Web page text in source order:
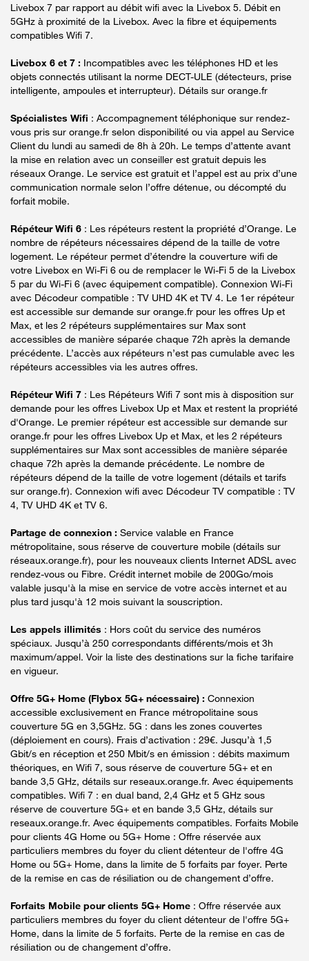
Livebox 7 par rapport au débit wifi avec la Livebox 5. Débit en
5GHz à proximité de la Livebox. Avec la fibre et équipements
compatibles Wifi 7.
Livebox 6 et 7 : Incompatibles avec les téléphones HD et les
objets connectés utilisant la norme DECT-ULE (détecteurs, prise
intelligente, ampoules et interrupteur). Détails sur orange.fr
Spécialistes Wifi : Accompagnement téléphonique sur rendez-
vous pris sur orange.fr selon disponibilité ou via appel au Service
Client du lundi au samedi de 8h à 20h. Le temps d’attente avant
la mise en relation avec un conseiller est gratuit depuis les
réseaux Orange. Le service est gratuit et l’appel est au prix d’une
communication normale selon l’offre détenue, ou décompté du
forfait mobile.
Répéteur Wifi 6 : Les répéteurs restent la propriété d’Orange. Le
nombre de répéteurs nécessaires dépend de la taille de votre
logement. Le répéteur permet d’étendre la couverture wifi de
votre Livebox en Wi-Fi 6 ou de remplacer le Wi-Fi 5 de la Livebox
5 par du Wi-Fi 6 (avec équipement compatible). Connexion Wi-Fi
avec Décodeur compatible : TV UHD 4K et TV 4. Le 1er répéteur
est accessible sur demande sur orange.fr pour les offres Up et
Max, et les 2 répéteurs supplémentaires sur Max sont
accessibles de manière séparée chaque 72h après la demande
précédente. L’accès aux répéteurs n’est pas cumulable avec les
répéteurs accessibles via les autres offres.
Répéteur Wifi 7 : Les Répéteurs Wifi 7 sont mis à disposition sur
demande pour les offres Livebox Up et Max et restent la propriété
d'Orange. Le premier répéteur est accessible sur demande sur
orange.fr pour les offres Livebox Up et Max, et les 2 répéteurs
supplémentaires sur Max sont accessibles de manière séparée
chaque 72h après la demande précédente. Le nombre de
répéteurs dépend de la taille de votre logement (détails et tarifs
sur orange.fr). Connexion wifi avec Décodeur TV compatible : TV
4, TV UHD 4K et TV 6.
Partage de connexion : Service valable en France
métropolitaine, sous réserve de couverture mobile (détails sur
réseaux.orange.fr), pour les nouveaux clients Internet ADSL avec
rendez-vous ou Fibre. Crédit internet mobile de 200Go/mois
valable jusqu'à la mise en service de votre accès internet et au
plus tard jusqu'à 12 mois suivant la souscription.
Les appels illimités : Hors coût du service des numéros
spéciaux. Jusqu’à 250 correspondants différents/mois et 3h
maximum/appel. Voir la liste des destinations sur la fiche tarifaire
en vigueur.
Offre 5G+ Home (Flybox 5G+ nécessaire) : Connexion
accessible exclusivement en France métropolitaine sous
couverture 5G en 3,5GHz. 5G : dans les zones couvertes
(déploiement en cours). Frais d’activation : 29€. Jusqu’à 1,5
Gbit/s en réception et 250 Mbit/s en émission : débits maximum
théoriques, en Wifi 7, sous réserve de couverture 5G+ et en
bande 3,5 GHz, détails sur reseaux.orange.fr. Avec équipements
compatibles. Wifi 7 : en dual band, 2,4 GHz et 5 GHz sous
réserve de couverture 5G+ et en bande 3,5 GHz, détails sur
reseaux.orange.fr. Avec équipements compatibles. Forfaits Mobile
pour clients 4G Home ou 5G+ Home : Offre réservée aux
particuliers membres du foyer du client détenteur de l'offre 4G
Home ou 5G+ Home, dans la limite de 5 forfaits par foyer. Perte
de la remise en cas de résiliation ou de changement d’offre.
Forfaits Mobile pour clients 5G+ Home : Offre réservée aux
particuliers membres du foyer du client détenteur de l'offre 5G+
Home, dans la limite de 5 forfaits. Perte de la remise en cas de
résiliation ou de changement d’offre.